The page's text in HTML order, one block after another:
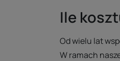
Ile
Od wielu lat
W ramach